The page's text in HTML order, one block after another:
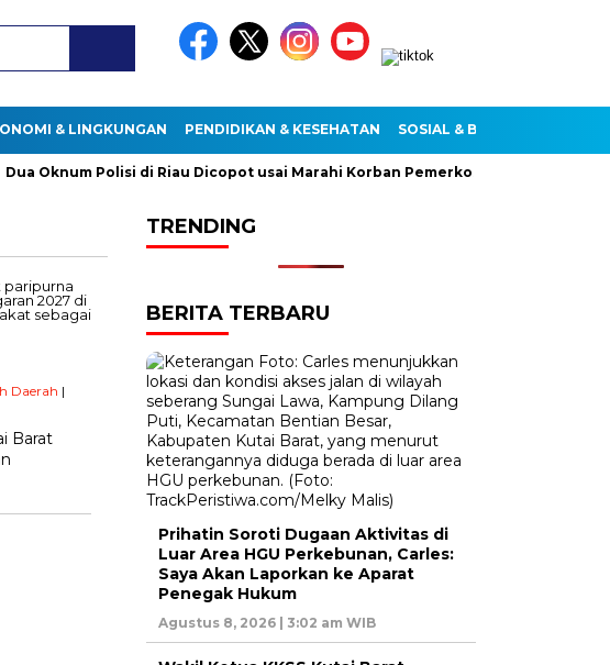
& LINGKUNGAN PENDIDIKAN & KESEHATAN SOSIAL & BUDAYA
Oknum Polisi di Riau Dicopot usai Marahi Korban Pemerkosaan
Daerah |
Barat
TRENDING
BERITA TERBARU
Prihatin Soroti Dugaan Aktivitas di
Luar Area HGU Perkebunan, Carles:
Saya Akan Laporkan ke Aparat
Penegak Hukum
Agustus 8, 2026 | 3:02 am WIB